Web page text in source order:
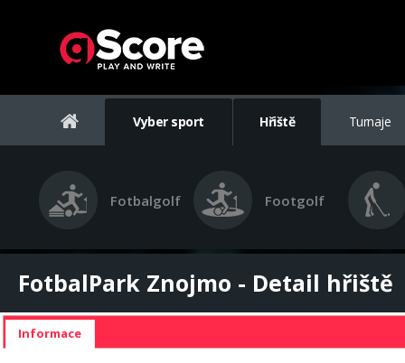
Vyber sport Hřiště Turnaje
Fotbalgolf Footgolf
FotbalPark Znojmo - Detail hřiště
Informace